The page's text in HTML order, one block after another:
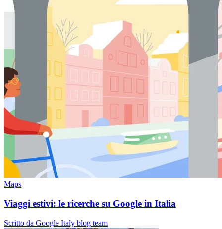
Maps
Viaggi estivi: le ricerche su Google in Italia
Scritto da Google Italy blog team